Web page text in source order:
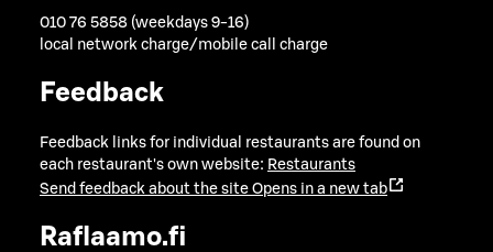
010 76 5858 (weekdays 9-16)
local network charge/mobile call charge
Feedback
Feedback links for individual restaurants are found on
each restaurant's own website: Restaurants
Send feedback about the site Opens in a new tab
Raflaamo.fi